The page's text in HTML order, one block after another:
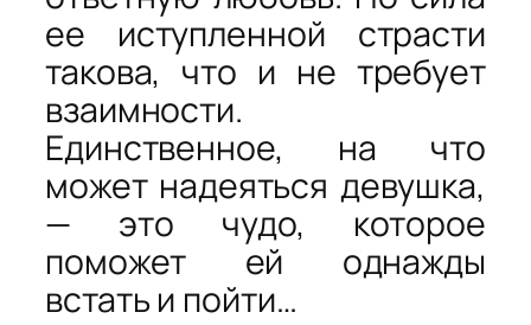
ее иступленной страсти
такова, что и не требует
взаимности.
Единственное, на что
может надеяться девушка,
— это чудо, которое
поможет ей однажды
встать и пойти…